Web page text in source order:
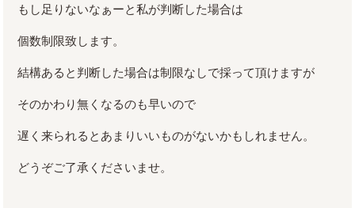
もし足りないなぁーと私が判断した場合は
個数制限致します。
結構あると判断した場合は制限なしで採って頂けますが
そのかわり無くなるのも早いので
遅く来られるとあまりいいものがないかもしれません。
どうぞご了承くださいませ。